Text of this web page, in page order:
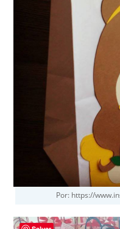
Por: https://